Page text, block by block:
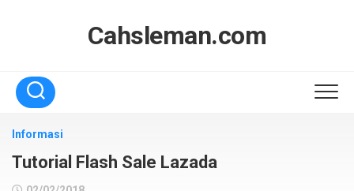
Cahsleman.com
Informasi
Tutorial Flash Sale Lazada